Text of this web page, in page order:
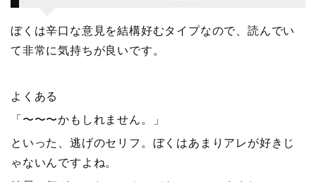
ぼくは辛口な意見を結構好むタイプなので、読んでい
て非常に気持ちが良いです。
よくある
「〜〜〜かもしれません。」
といった、逃げのセリフ。ぼくはあまりアレが好きじ
ゃないんですよね。